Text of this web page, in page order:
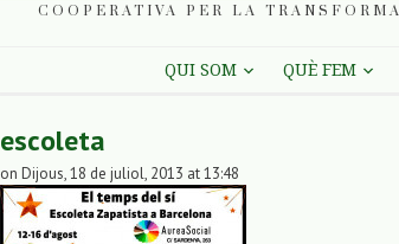
COOPERATIVA PER LA
QUI SOM QUÈ FEM
escoleta
on Dijous, 18 de juliol, 2013 at 13:48